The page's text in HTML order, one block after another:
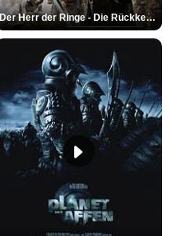
Der Herr der Ringe - Die Rückkehr des Königs Trailer OV